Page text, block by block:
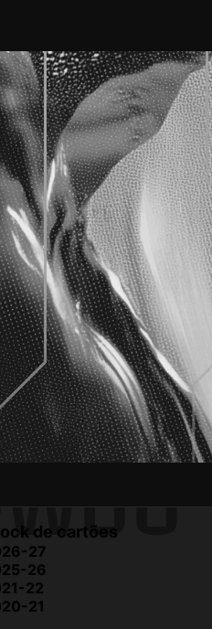
de cartões
27
26
22
21